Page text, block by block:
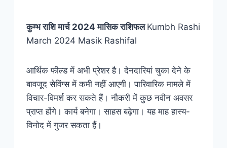
कुम्भराशिमार्च 2024 मासिक राशिफल Kumbh Rashi
March 2024 Masik Rashifal
आर्थिक फील्ड में अभी प्रेशर है। देनदारियां चुका देने के
बावजूद सेविंग्स में कमी नहीं आएगी। पारिवारिक मामले में
विचार-विमर्श कर सकते हैं। नौकरी में कुछ नवीन अवसर
प्राप्त होंगे। कार्य बनेगा। साहस बढ़ेगा। यह माह हास्य-
विनोद में गुजर सकता हैं।